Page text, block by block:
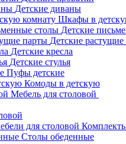
Детские диваны
Шкафы в
Детские
Детские
Детские кресла
Детские стулья
Пуфы детские
Комоды в детскую
Мебель для столовой
Столы обеденные